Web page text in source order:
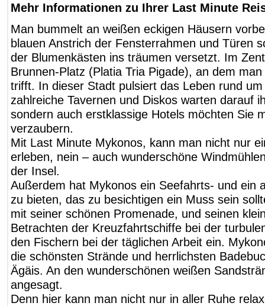
Mehr Informationen zu Ihrer Last Minute
Man bummelt an weißen eckigen Häusern
blauen Anstrich der Fensterrahmen und Türen
der Blumenkästen ins träumen versetzt. Im
Brunnen-Platz (Platia Tria Pigade), an dem
trifft. In dieser Stadt pulsiert das Leben rund
zahlreiche Tavernen und Diskos warten darauf
sondern auch erstklassige Hotels möchten Sie
verzaubern.
Mit Last Minute Mykonos, kann man nicht nur
erleben, nein – auch wunderschöne
der Insel.
Außerdem hat Mykonos ein Seefahrts- und ein
zu bieten, das zu besichtigen ein Muss sein
mit seiner schönen Promenade, und seinen
Betrachten der Kreuzfahrtschiffe bei der
den Fischern bei der täglichen Arbeit ein.
die schönsten Strände und herrlichsten
Ägäis. An den wunderschönen weißen
angesagt.
Denn hier kann man nicht nur in aller Ruhe